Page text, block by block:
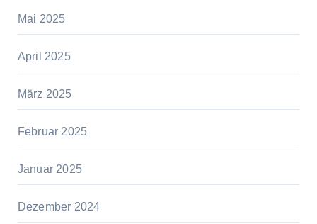
Mai 2025
April 2025
März 2025
Februar 2025
Januar 2025
Dezember 2024